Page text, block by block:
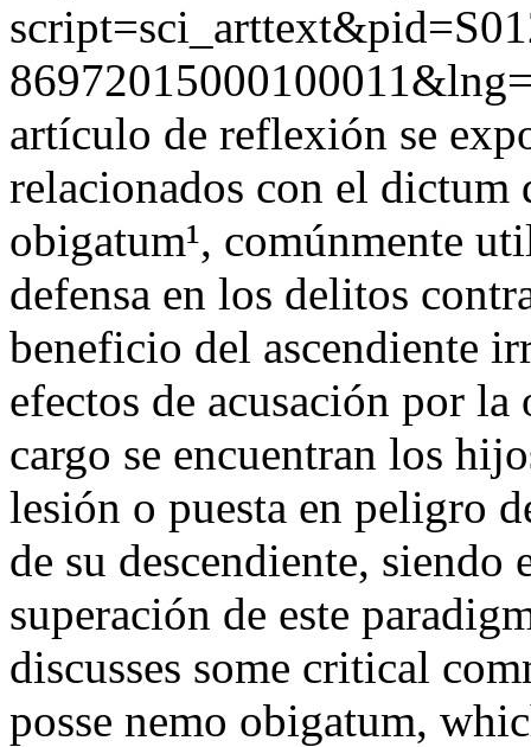
artículo de reflexión se
relacionados con el dictum
obigatum¹, comúnmente
defensa en los delitos
beneficio del ascendiente
efectos de acusación por
cargo se encuentran los
lesión o puesta en peligro
de su descendiente,
superación de este
discusses some critical
posse nemo obigatum,